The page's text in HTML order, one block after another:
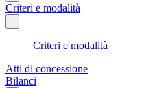
Criteri e modalità
Criteri e modalità
Atti di concessione
Bilanci